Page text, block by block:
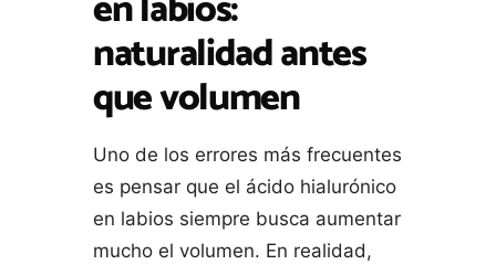
naturalidad antes
que volumen
Uno de los errores más frecuentes
es pensar que el ácido hialurónico
en labios siempre busca aumentar
mucho el volumen. En realidad,